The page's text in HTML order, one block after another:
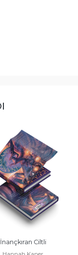
İnançkıran Ciltli